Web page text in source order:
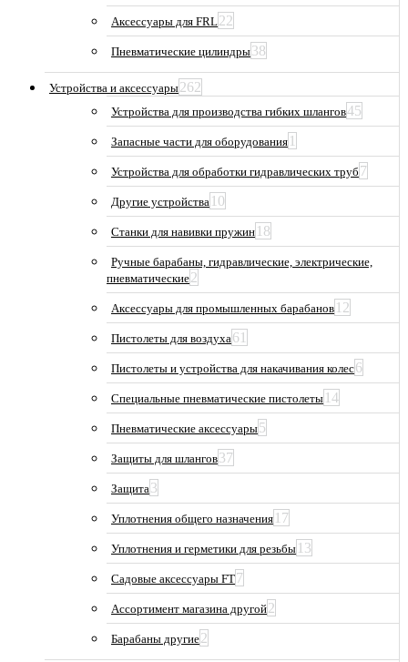
Аксессуары для FRL22
Пневматические цилиндры38
Устройства и аксессуары262
Устройства для производства гибких шлангов45
Запасные части для оборудования 1
Устройства для обработки гидравлических труб 7
Другие устройства 10
Станки для навивки пружин 18
Ручные барабаны, гидравлические, электрические,
пневматические2
Аксессуары для промышленных барабанов 12
Пистолеты для воздуха61
Пистолеты и устройства для накачивания колес6
Специальные пневматические пистолеты 14
Пневматические аксессуары5
Защиты для шлангов37
Защита3
Уплотнения общего назначения 17
Уплотнения и герметики для резьбы 13
Садовые аксессуары FT7
Ассортимент магазина другой2
Барабаны другие2